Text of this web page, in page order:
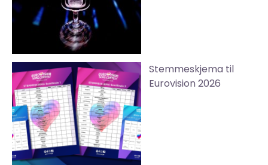
Stemmeskjema til
Eurovision 2026